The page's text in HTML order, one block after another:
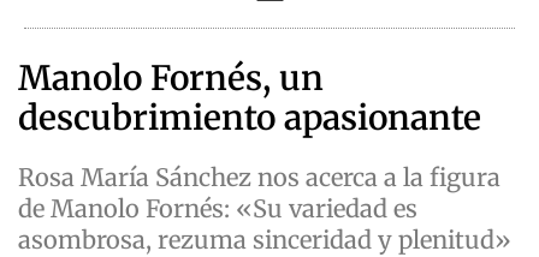
Manolo Fornés, un
descubrimiento apasionante
Rosa María Sánchez nos acerca a la figura
de Manolo Fornés: «Su variedad es
asombrosa, rezuma sinceridad y plenitud»